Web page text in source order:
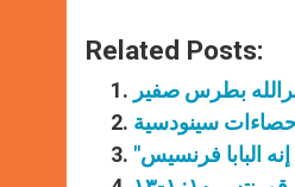
Related Posts:
بطرس صفير
سينودسية